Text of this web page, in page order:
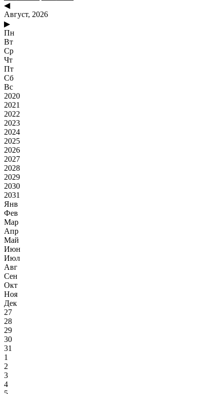
◀
Август, 2026
▶
Пн
Вт
Ср
Чт
Пт
Сб
Вс
2020
2021
2022
2023
2024
2025
2026
2027
2028
2029
2030
2031
Янв
Фев
Мар
Апр
Май
Июн
Июл
Авг
Сен
Окт
Ноя
Дек
27
28
29
30
31
1
2
3
4